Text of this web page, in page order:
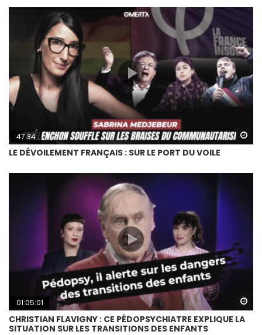
47:34
LE DÉVOILEMENT FRANÇAIS : SUR LE PORT DU VOILE
01:05:01
CHRISTIAN FLAVIGNY : CE PÉDOPSYCHIATRE EXPLIQUE LA
SITUATION SUR LES TRANSITIONS DES ENFANTS